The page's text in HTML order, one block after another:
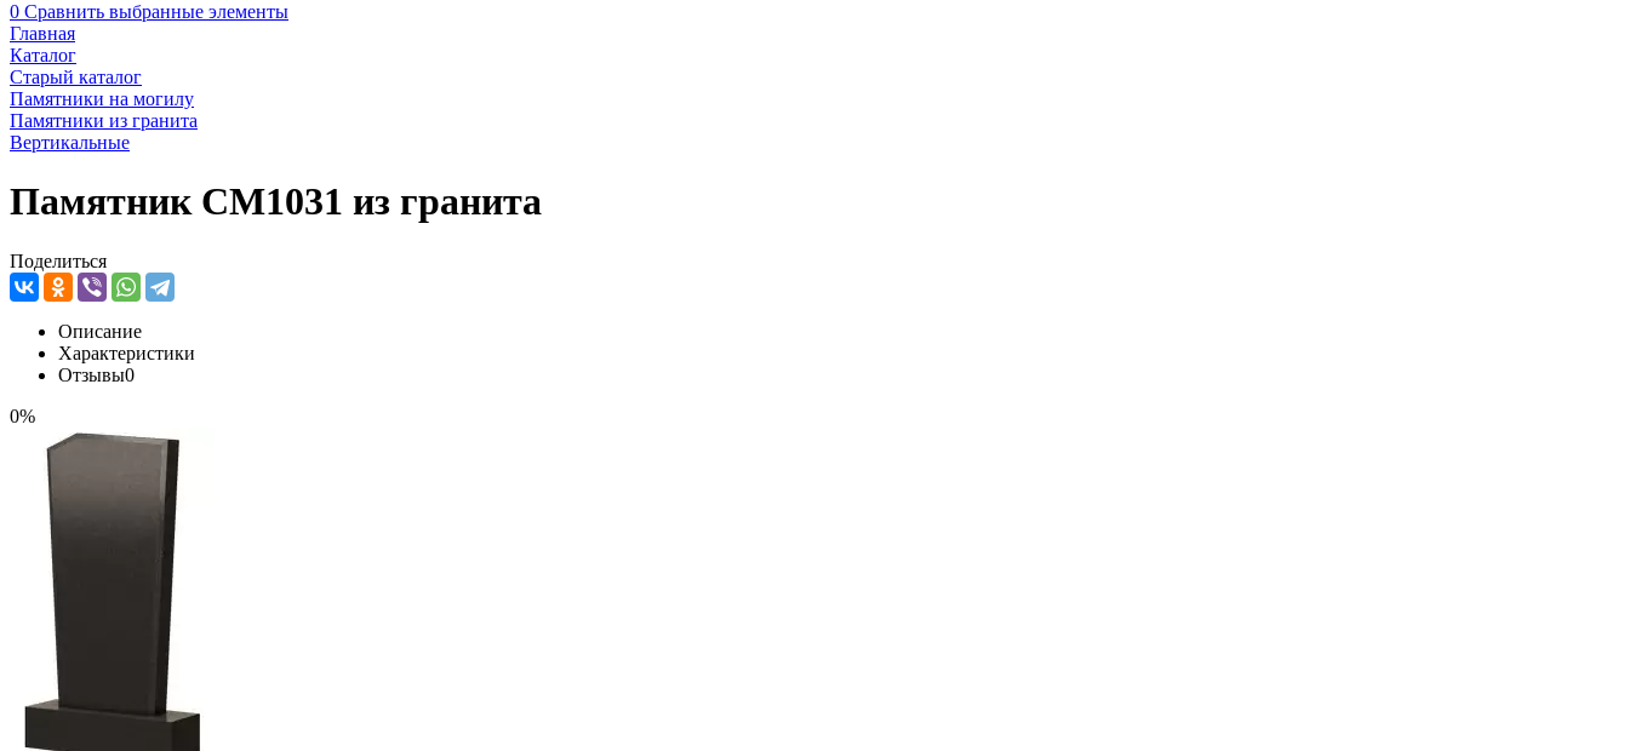
0 Сравнить выбранные элементы
Главная
Каталог
Старый каталог
Памятники на могилу
Памятники из гранита
Вертикальные
Памятник CM1031 из гранита
Поделиться
Описание
Характеристики
Отзывы0
0%